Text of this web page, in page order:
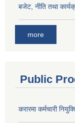
बजेट, नीति तथा
more
Public
करारमा कर्मचारी